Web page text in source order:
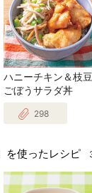
ハニーチキン＆枝豆
ごぼうサラダ丼
298
を使ったレシピ